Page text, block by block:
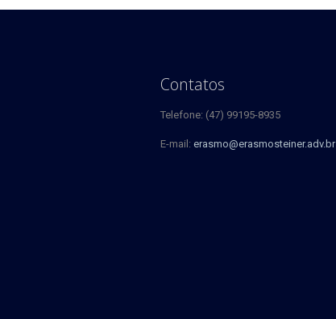
Contatos
Telefone: (47) 99195-8935
E-mail: erasmo@erasmosteiner.adv.br